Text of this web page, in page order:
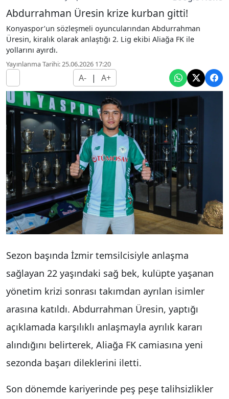
Abdurrahman Üresin krize kurban gitti!
Konyaspor’un sözleşmeli oyuncularından Abdurrahman
Üresin, kiralık olarak anlaştığı 2. Lig ekibi Aliağa FK ile
yollarını ayırdı.
Yayınlanma Tarihi: 25.06.2026 17:20
A- | A+
Sezon başında İzmir temsilcisiyle anlaşma
sağlayan 22 yaşındaki sağ bek, kulüpte yaşanan
yönetim krizi sonrası takımdan ayrılan isimler
arasına katıldı. Abdurrahman Üresin, yaptığı
açıklamada karşılıklı anlaşmayla ayrılık kararı
alındığını belirterek, Aliağa FK camiasına yeni
sezonda başarı dileklerini iletti.
Son dönemde kariyerinde peş peşe talihsizlikler